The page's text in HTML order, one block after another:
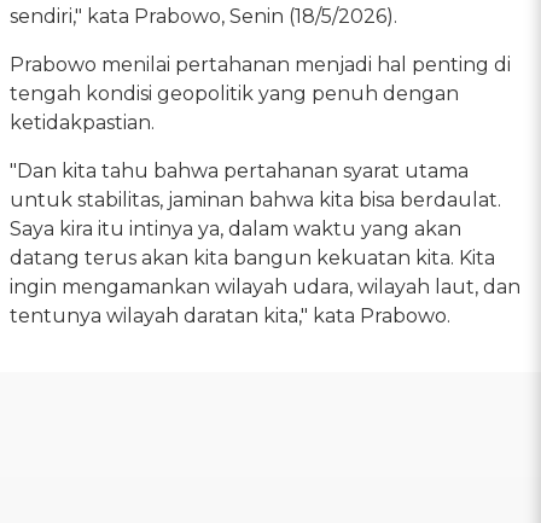
sendiri," kata Prabowo, Senin (18/5/2026).
Prabowo menilai pertahanan menjadi hal penting di
tengah kondisi geopolitik yang penuh dengan
ketidakpastian.
"Dan kita tahu bahwa pertahanan syarat utama
untuk stabilitas, jaminan bahwa kita bisa berdaulat.
Saya kira itu intinya ya, dalam waktu yang akan
datang terus akan kita bangun kekuatan kita. Kita
ingin mengamankan wilayah udara, wilayah laut, dan
tentunya wilayah daratan kita," kata Prabowo.